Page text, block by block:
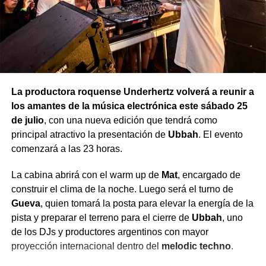
días dará a conocer la programación completa.
La productora roquense Underhertz volverá a reunir a
los amantes de la música electrónica este sábado 25
de julio, con una nueva edición que tendrá como
principal atractivo la presentación de Ubbah. El evento
comenzará a las 23 horas.
La cabina abrirá con el warm up de Mat, encargado de
construir el clima de la noche. Luego será el turno de
Gueva, quien tomará la posta para elevar la energía de la
pista y preparar el terreno para el cierre de Ubbah, uno
de los DJs y productores argentinos con mayor
proyección internacional dentro del melodic techno.